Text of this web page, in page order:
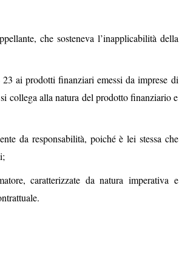
che sosteneva l’inapplicabilità della
ai prodotti finanziari emessi da imprese di
collega alla natura del prodotto finanziario e
da responsabilità, poiché è lei stessa che
caratterizzate da natura imperativa e